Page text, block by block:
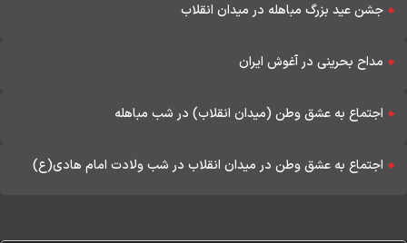
جشن عید بزرگ مباهله در میدان انقلاب
مداح بحرینی در آغوش ایران
اجتماع به عشق وطن (میدان انقلاب) در شب مباهله
اجتماع به عشق وطن در میدان انقلاب در شب ولادت امام هادی(ع)